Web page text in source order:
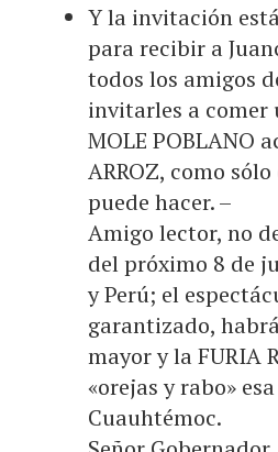
Y la invitación
para recibir a
todos los amigos
invitarles a comer
MOLE POBLANO
ARROZ, como
puede hacer. –
Amigo lector, no
del próximo 8 de
y Perú; el
garantizado,
mayor y la FURIA
«orejas y rabo»
Cuauhtémoc.